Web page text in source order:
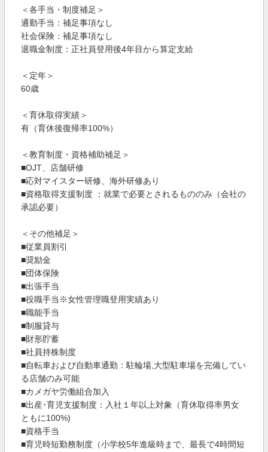
＜各手当・制度補足＞
通勤手当：補足事項なし
社会保険：補足事項なし
退職金制度：正社員登用後4年目から算定支給
＜定年＞
60歳
＜育休取得実績＞
有（育休後復帰率100%）
＜教育制度・資格補助補足＞
■OJT、店舗研修
■応対マイスター研修、海外研修あり
■資格取得支援制度 ：就業で必要とされるもののみ（会社の
承認必要）
＜その他補足＞
■従業員割引
■奨励金
■団体保険
■出張手当
■役職手当※女性管理職登用実績あり
■職能手当
■制服貸与
■財形貯蓄
■社員持株制度
■自転車および自動車通勤：駐輪場,大型駐車場を完備してい
る店舗のみ可能
■カメガヤ労働組合加入
■出産･育児支援制度：入社１年以上対象（育休取得率男女
ともに100%)
■資格手当
■育児時短勤務制度（小学校5年進級時まで、最長で4時間短